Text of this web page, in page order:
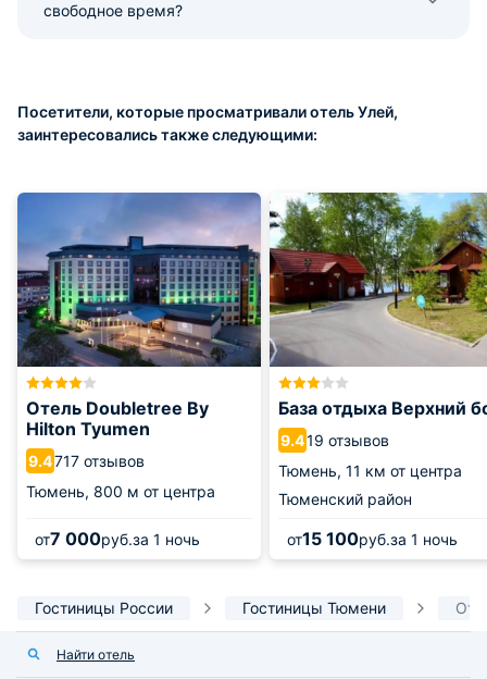
свободное время?
Посетители, которые просматривали отель Улей,
заинтересовались также следующими:
Отель Doubletree By
Hilton Tyumen
9.4717 отзывов
Тюмень, 800 м от центра
от7 000руб.за 1 ночь
База отдыха Верхний
9.419 отзывов
Тюмень, 11 км от центра
Тюменский район
от15 100руб.за 1 ночь
Гостиницы России Гостиницы Тюмени
Найти отель